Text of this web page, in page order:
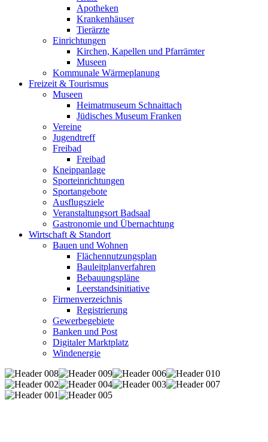
Apotheken
Krankenhäuser
Tierärzte
Einrichtungen
Kirchen, Kapellen und Pfarrämter
Museen
Kommunale Wärmeplanung
Freizeit & Tourismus
Museen
Heimatmuseum Schnaittach
Jüdisches Museum Franken
Vereine
Jugendtreff
Freibad
Freibad
Kneippanlage
Sporteinrichtungen
Sportangebote
Ausflugsziele
Veranstaltungsort Badsaal
Gastronomie und Übernachtung
Wirtschaft & Standort
Bauen und Wohnen
Flächennutzungsplan
Bauleitplanverfahren
Bebauungspläne
Leerstandsinitiative
Firmenverzeichnis
Registrierung
Gewerbegebiete
Banken und Post
Digitaler Marktplatz
Windenergie